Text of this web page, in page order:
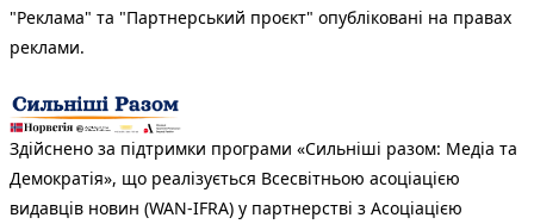
"Реклама" та "Партнерський проєкт" опубліковані на правах
реклами.
Здійснено за підтримки програми «Сильніші разом: Медіа та
Демократія», що реалізується Всесвітньою асоціацією
видавців новин (WAN-IFRA) у партнерстві з Асоціацією